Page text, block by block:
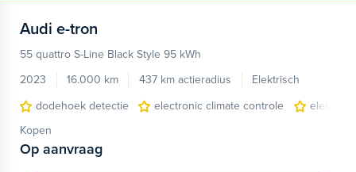
Audi e-tron
55 quattro S-Line Black Style 95 kWh
2023
16.000 km 437 km actieradius
Elektrisch
dodehoek detectie
electronic climate controle
Kopen
Op aanvraag